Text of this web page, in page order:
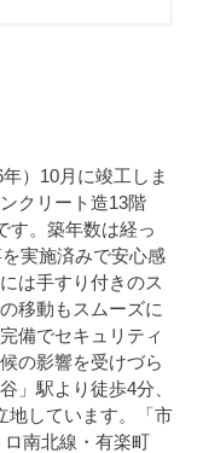
）10月に竣工しま
クリート造13階
す。築年数は経っ
実施済みで安心感
は手すり付きのス
移動もスムーズに
備でセキュリティ
の影響を受けづら
」駅より徒歩4分、
地しています。「市
南北線・有楽町